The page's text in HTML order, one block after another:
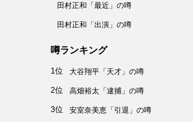
田村正和「最近」の噂
田村正和「出演」の噂
噂ランキング
1位 大谷翔平「天才」の噂
2位 高畑裕太「逮捕」の噂
3位 安室奈美恵「引退」の噂